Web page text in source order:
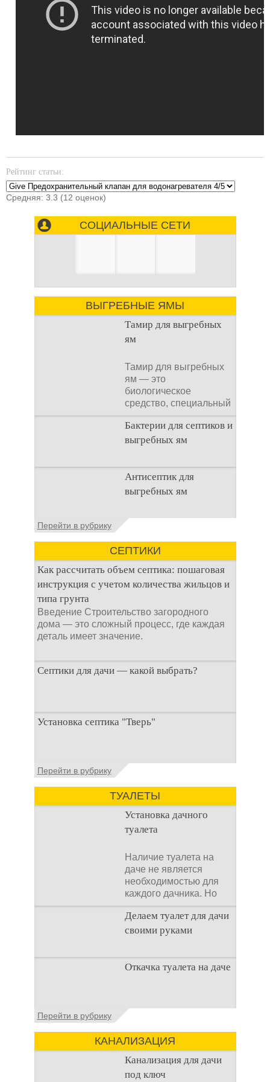
Рейтинг статьи:
Средняя: 3.3 (12 оценок)
СОЦИАЛЬНЫЕ СЕТИ
ВЫГРЕБНЫЕ ЯМЫ
Тамир для выгребных
ям
Тамир для выгребных
ям — это
биологическое
средство, специальный
концентрат, который
используется
Бактерии для септиков и
выгребных ям
Очистка
канализационного
стока или выгребной
не самым приятным
Антисептик для
выгребных ям
Общие сведения об
Антисептик для
выгребных ям – это
специальные
Перейти в рубрику
СЕПТИКИ
Как рассчитать объем септика: пошаговая
инструкция с учетом количества жильцов и
типа грунта
Введение Строительство загородного
дома — это сложный процесс, где каждая
деталь имеет значение.
Септики для дачи — какой выбрать?
При строительстве дачи одной из
первоочередных задач становится
Установка септика "Тверь"
Установка септика Тверь - важнейший
аспект утилизации сточных вод в частных
домах и на загородных
Перейти в рубрику
ТУАЛЕТЫ
Установка дачного
туалета
Наличие туалета на
даче не является
необходимостью для
каждого дачника. Но
многие люди думают,
что
Делаем туалет для дачи
своими руками
Туалеты для дачи – это
устройства, с которых
дачного участка,
Откачка туалета на даче
Туалет на даче – это
которая изначально
строится на дачном
участке. Она может
Перейти в рубрику
КАНАЛИЗАЦИЯ
Канализация для дачи
под ключ